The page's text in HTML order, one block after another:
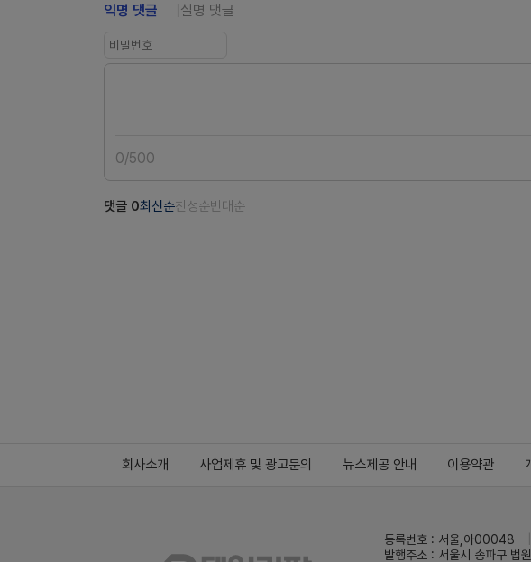
익명 댓글 실명 댓글
0/500
댓글 0최신순찬성순반대순
회사소개 사업제휴 및 광고문의 뉴스제공 안내 이용약관
등록번호 : 서울,아00048
발행주소 : 서울시 송파구 법